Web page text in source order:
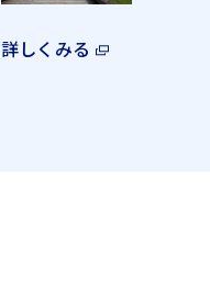
詳しくみる